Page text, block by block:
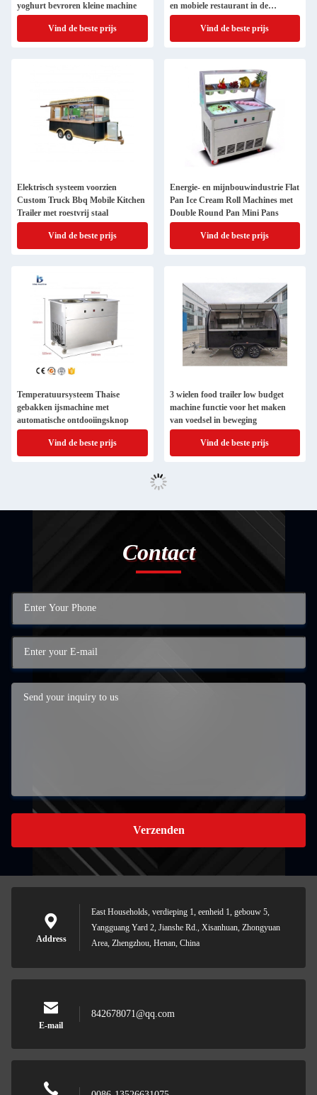
yoghurt bevroren kleine machine
Vind de beste prijs
en mobiele restaurant in de
Filippijnen
Vind de beste prijs
Elektrisch systeem voorzien
Custom Truck Bbq Mobile Kitchen
Trailer met roestvrij staal
Vind de beste prijs
Energie- en mijnbouwindustrie Flat
Pan Ice Cream Roll Machines met
Double Round Pan Mini Pans
Vind de beste prijs
Temperatuursysteem Thaise
gebakken ijsmachine met
automatische ontdooiingsknop
Vind de beste prijs
3 wielen food trailer low budget
machine functie voor het maken
van voedsel in beweging
Vind de beste prijs
Contact
Verzenden
Address
East Households, verdieping 1, eenheid 1, gebouw 5,
Yangguang Yard 2, Jianshe Rd., Xisanhuan, Zhongyuan
Area, Zhengzhou, Henan, China
E-mail
842678071@qq.com